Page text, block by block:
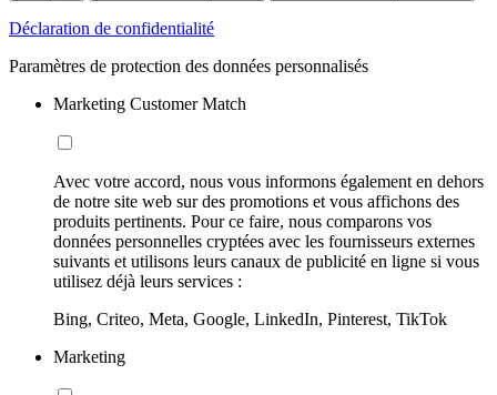
Déclaration de confidentialité
Paramètres de protection des données personnalisés
Marketing Customer Match
Avec votre accord, nous vous informons également en dehors
de notre site web sur des promotions et vous affichons des
produits pertinents. Pour ce faire, nous comparons vos
données personnelles cryptées avec les fournisseurs externes
suivants et utilisons leurs canaux de publicité en ligne si vous
utilisez déjà leurs services :
Bing, Criteo, Meta, Google, LinkedIn, Pinterest, TikTok
Marketing